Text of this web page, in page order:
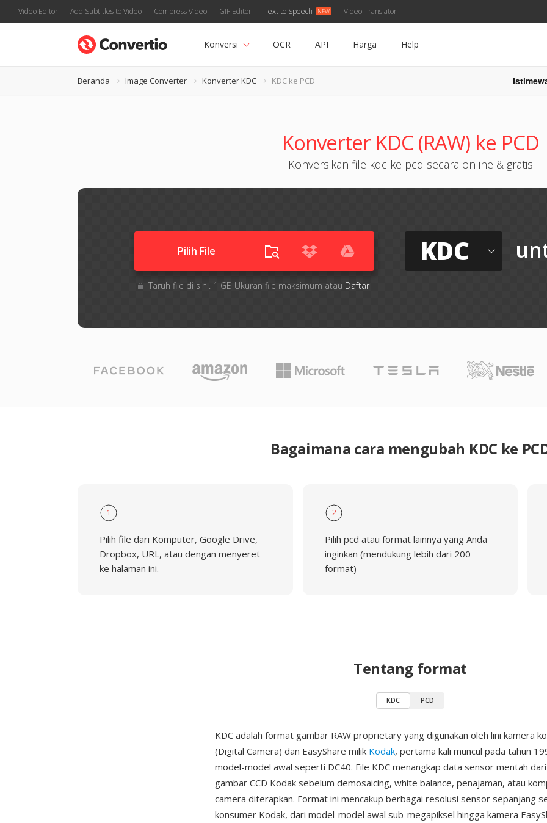
Video Editor Add Subtitles to Video Compress Video GIF Editor Text to Speech Video Translator
Konversi OCR API Harga Help
Beranda Image Converter Konverter KDC KDC ke PCD
Konverter KDC (RAW) ke PCD
Konversikan file kdc ke pcd secara online & gratis
Pilih File
Taruh file di sini. 1 GB Ukuran file maksimum atau Daftar
KDC
Bagaimana cara mengubah KDC ke
1
Pilih file dari Komputer, Google Drive,
Dropbox, URL, atau dengan menyeret
ke halaman ini.
2
Pilih pcd atau format lainnya yang Anda
inginkan (mendukung lebih dari 200
format)
Tentang format
KDC PCD
KDC adalah format gambar RAW proprietary yang digunakan oleh lini kamera
(Digital Camera) dan EasyShare milik Kodak, pertama kali muncul pada tahun
model-model awal seperti DC40. File KDC menangkap data sensor mentah
gambar CCD Kodak sebelum demosaicing, white balance, penajaman, atau
camera diterapkan. Format ini mencakup berbagai resolusi sensor sepanjang
konsumer Kodak, dari model-model awal sub-megapiksel hingga kamera